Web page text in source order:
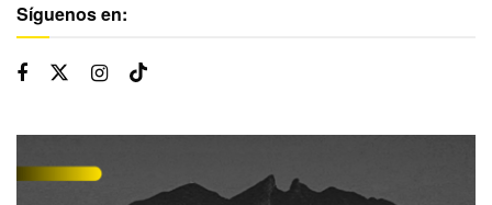
Síguenos en: